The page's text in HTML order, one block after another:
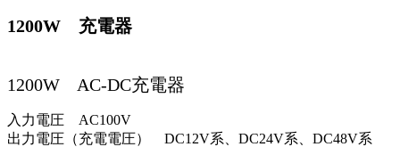
1200W 充電器
1200W AC-DC充電器
入力電圧 AC100V
出力電圧（充電電圧） DC12V系、DC24V系、DC48V系